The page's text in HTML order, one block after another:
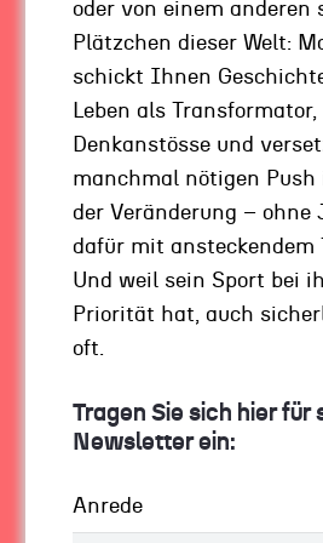
Visionen reichen
Im Unternehmenskontext
immer dann, wenn das Alte
und das Neue noch nicht
Geschäftsmodelle, die
plötzlich nicht mehr
Strategien, die gestern noch
heute keine Antworten mehr
hat, die Wirklichkeit
und ich denke, dies
oder von einem anderen
Plätzchen dieser Welt:
schickt Ihnen
Leben als
Denkanstösse und
manchmal nötigen Push
der Veränderung – ohne
dafür mit ansteckendem
Und weil sein Sport bei
Priorität hat, auch
oft.
Tragen Sie sich hier für
Newsletter ein:
Anrede